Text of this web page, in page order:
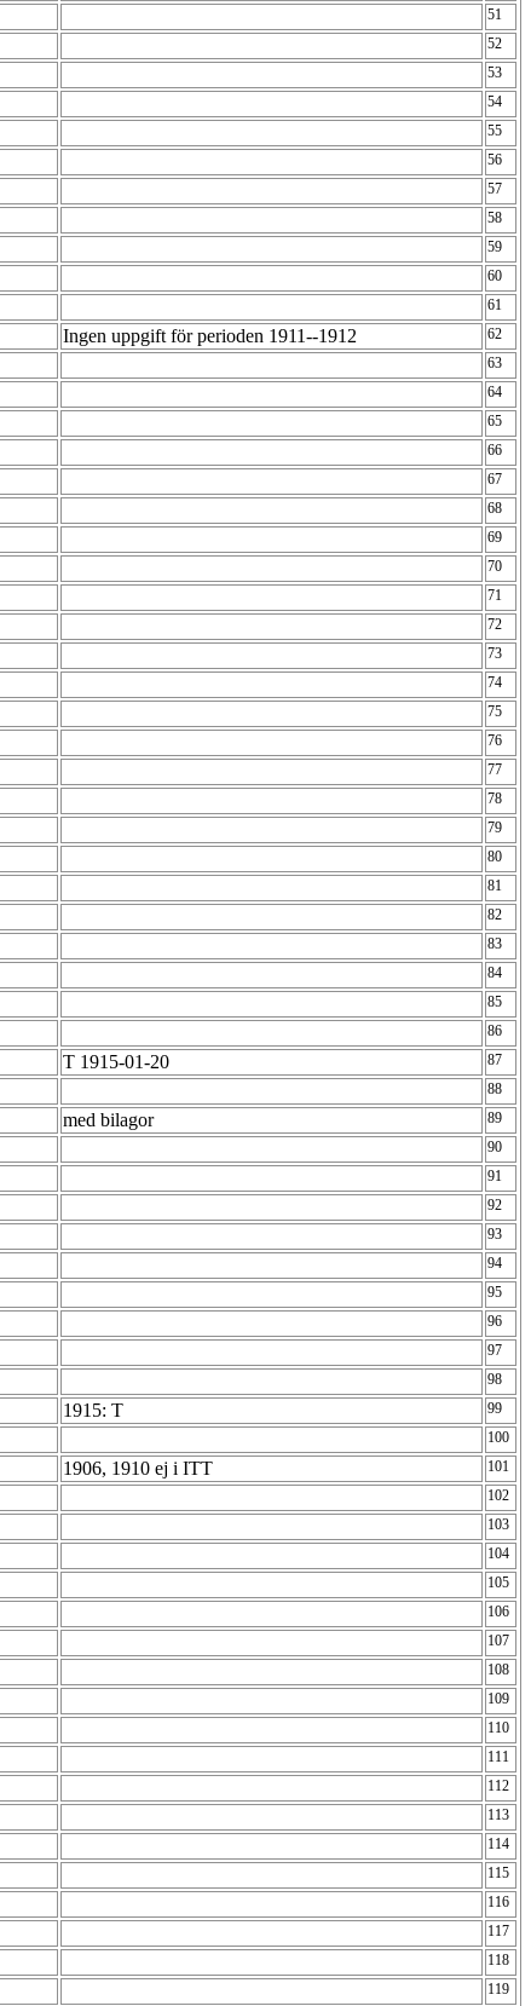
51
52
53
54
55
56
57
58
59
60
61
Ingen uppgift för perioden 1911--1912 62
63
64
65
66
67
68
69
70
71
72
73
74
75
76
77
78
79
80
81
82
83
84
85
86
T 1915-01-20 87
88
med bilagor 89
90
91
92
93
94
95
96
97
98
1915: T 99
100
1906, 1910 ej i ITT 101
102
103
104
105
106
107
108
109
110
111
112
113
114
115
116
117
118
119